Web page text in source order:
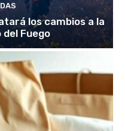
los cambios a la
del Fuego